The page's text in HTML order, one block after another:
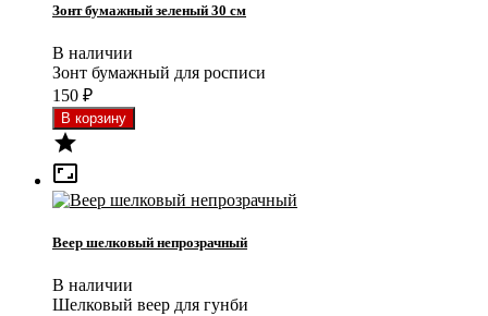
Зонт бумажный зеленый 30 см
В наличии
Зонт бумажный для росписи
150 ₽


Веер шелковый непрозрачный
В наличии
Шелковый веер для гунби